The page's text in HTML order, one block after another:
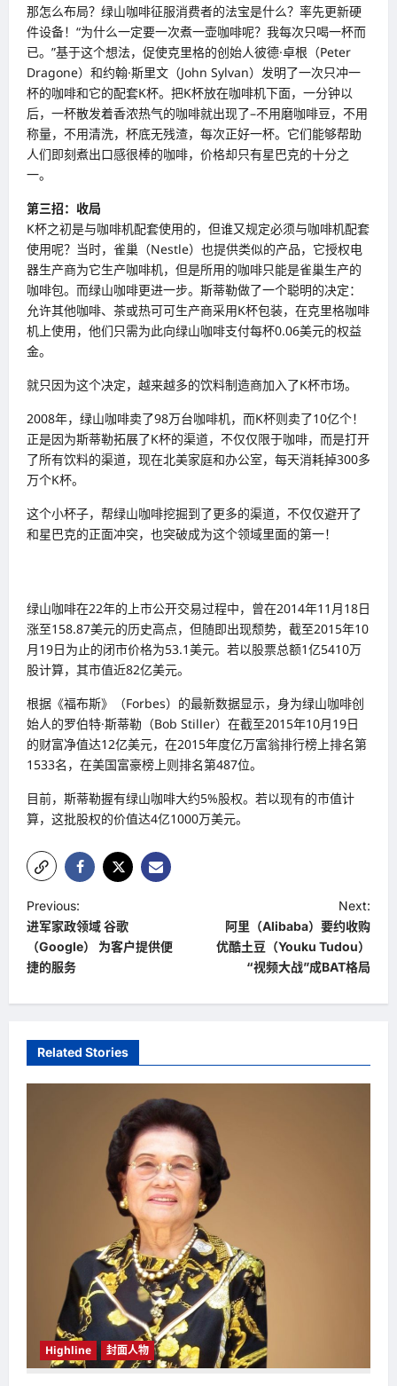
那怎么布局？绿山咖啡征服消费者的法宝是什么？率先更新硬
件设备！“为什么一定要一次煮一壶咖啡呢？我每次只喝一杯而
已。”基于这个想法，促使克里格的创始人彼德·卓根（Peter
Dragone）和约翰·斯里文（John Sylvan）发明了一次只冲一
杯的咖啡和它的配套K杯。把K杯放在咖啡机下面，一分钟以
后，一杯散发着香浓热气的咖啡就出现了–不用磨咖啡豆，不用
称量，不用清洗，杯底无残渣，每次正好一杯。它们能够帮助
人们即刻煮出口感很棒的咖啡，价格却只有星巴克的十分之
一。
第三招：收局
K杯之初是与咖啡机配套使用的，但谁又规定必须与咖啡机配套
使用呢？当时，雀巢（Nestle）也提供类似的产品，它授权电
器生产商为它生产咖啡机，但是所用的咖啡只能是雀巢生产的
咖啡包。而绿山咖啡更进一步。斯蒂勒做了一个聪明的决定：
允许其他咖啡、茶或热可可生产商采用K杯包装，在克里格咖啡
机上使用，他们只需为此向绿山咖啡支付每杯0.06美元的权益
金。
就只因为这个决定，越来越多的饮料制造商加入了K杯市场。
2008年，绿山咖啡卖了98万台咖啡机，而K杯则卖了10亿个！
正是因为斯蒂勒拓展了K杯的渠道，不仅仅限于咖啡，而是打开
了所有饮料的渠道，现在北美家庭和办公室，每天消耗掉300多
万个K杯。
这个小杯子，帮绿山咖啡挖掘到了更多的渠道，不仅仅避开了
和星巴克的正面冲突，也突破成为这个领域里面的第一！
绿山咖啡在22年的上市公开交易过程中，曾在2014年11月18日
涨至158.87美元的历史高点，但随即出现颓势，截至2015年10
月19日为止的闭市价格为53.1美元。若以股票总额1亿5410万
股计算，其市值近82亿美元。
根据《福布斯》（Forbes）的最新数据显示，身为绿山咖啡创
始人的罗伯特·斯蒂勒（Bob Stiller）在截至2015年10月19日
的财富净值达12亿美元，在2015年度亿万富翁排行榜上排名第
1533名，在美国富豪榜上则排名第487位。
目前，斯蒂勒握有绿山咖啡大约5%股权。若以现有的市值计
算，这批股权的价值达4亿1000万美元。
P
o
s
a
v
Previous:
进军家政领域 谷歌
（Google） 为客户提供便
捷的服务
Next:
阿里（Alibaba）要约收购
优酷土豆（Youku Tudou）
“视频大战”成BAT格局
Related Stories
Highline 封面人物